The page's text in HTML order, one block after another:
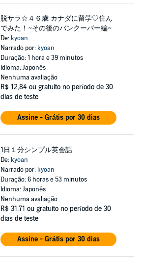
脱サラ☆４６歳 カナダに留学♡住ん
でみた！~その後のバンクーバー編~
De: kyoan
Narrado por: kyoan
Duração: 1 hora e 39 minutos
Idioma: Japonês
Nenhuma avaliação
R$ 12,84 ou gratuito no período de 30
dias de teste
Assine - Grátis por 30 dias
1日１分シンプル英会話
De: kyoan
Narrado por: kyoan
Duração: 6 horas e 53 minutos
Idioma: Japonês
Nenhuma avaliação
R$ 31,71 ou gratuito no período de 30
dias de teste
Assine - Grátis por 30 dias